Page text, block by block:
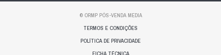
© ORMP PÓS-VENDA MEDIA
TERMOS E CONDIÇÕES
POLÍTICA DE PRIVACIDADE